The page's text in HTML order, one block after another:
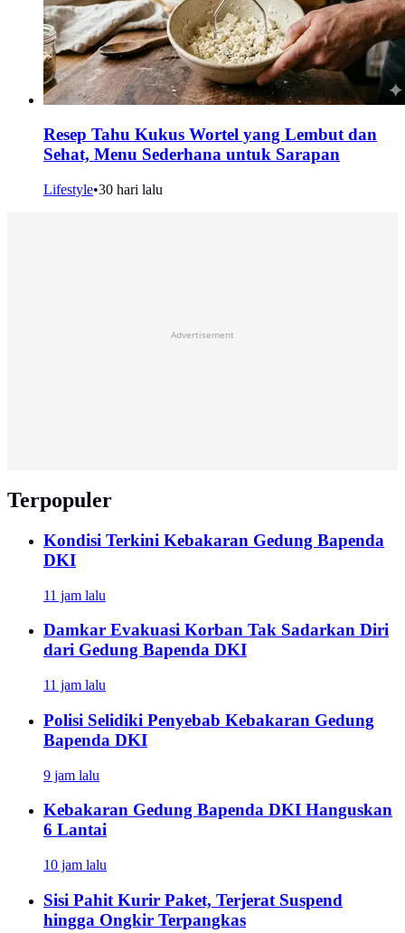
Resep Tahu Kukus Wortel yang Lembut dan
Sehat, Menu Sederhana untuk Sarapan
Lifestyle•30 hari lalu
Advertisement
Terpopuler
Kondisi Terkini Kebakaran Gedung Bapenda
DKI
11 jam lalu
Damkar Evakuasi Korban Tak Sadarkan Diri
dari Gedung Bapenda DKI
11 jam lalu
Polisi Selidiki Penyebab Kebakaran Gedung
Bapenda DKI
9 jam lalu
Kebakaran Gedung Bapenda DKI Hanguskan
6 Lantai
10 jam lalu
Sisi Pahit Kurir Paket, Terjerat Suspend
hingga Ongkir Terpangkas